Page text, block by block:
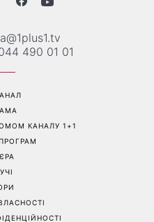
Як носити найлегше
закрите взуття літа: 3
стильні поєднання з
мокасинами